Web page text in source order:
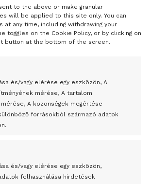
to the above or make granular
will be applied to this site only. You can
at any time, including withdrawing your
toggles on the Cookie Policy, or by clicking on
button at the bottom of the screen.
és/vagy elérése egy eszközön, A
mérése, A tartalom
A közönségek megértése
forrásokból származó adatok
és/vagy elérése egy eszközön,
felhasználása hirdetések
mivel kulcsfontosságú
a nyílt vizek valamennyi lakója
éve már kimutatták, hogy a sarki
műanyagok akár sejtszinten is
az élőlényekre.
Egyetem professzora, Amanda
révén képes fizikailag
szemcséket.
- H I R D E T É S -